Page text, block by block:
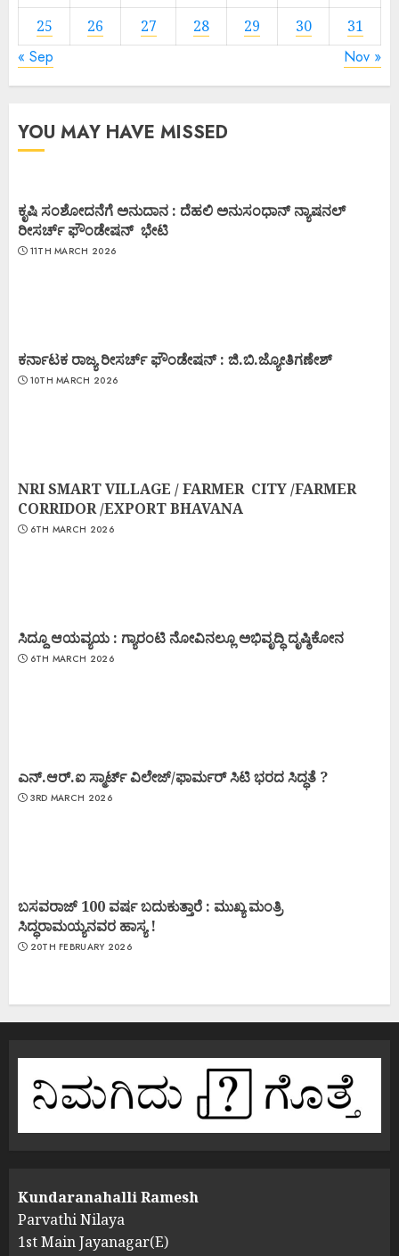
25
26 27 28 29 30 31
« Sep Nov »
YOU MAY HAVE MISSED
ಕೃಷಿ ಸಂಶೋದನೆಗೆ ಅನುದಾನ : ದೆಹಲಿ ಅನುಸಂಧಾನ್ ನ್ಯಾಷನಲ್
ರೀಸರ್ಚ್ ಫೌಂಡೇಷನ್ ಭೇಟಿ
11TH MARCH 2026
ಕರ್ನಾಟಕ ರಾಜ್ಯ ರೀಸರ್ಚ್ ಫೌಂಡೇಷನ್ : ಜಿ.ಬಿ.ಜ್ಯೋತಿಗಣೇಶ್
10TH MARCH 2026
NRI SMART VILLAGE / FARMER CITY /FARMER
CORRIDOR /EXPORT BHAVANA
6TH MARCH 2026
ಸಿದ್ದೂ ಆಯವ್ಯಯ : ಗ್ಯಾರಂಟಿ ನೋವಿನಲ್ಲೂ ಅಭಿವೃದ್ಧಿ ದೃಷ್ಠಿಕೋನ
6TH MARCH 2026
ಎನ್.ಆರ್.ಐ ಸ್ಮಾರ್ಟ್ ವಿಲೇಜ್/ಫಾರ್ಮರ್ ಸಿಟಿ ಭರದ ಸಿದ್ಧತೆ ?
3RD MARCH 2026
ಬಸವರಾಜ್ 100 ವರ್ಷ ಬದುಕುತ್ತಾರೆ : ಮುಖ್ಯ ಮಂತ್ರಿ
ಸಿದ್ಧರಾಮಯ್ಯನವರ ಹಾಸ್ಯ !
20TH FEBRUARY 2026
Kundaranahalli Ramesh
Parvathi Nilaya
1st Main Jayanagar(E)